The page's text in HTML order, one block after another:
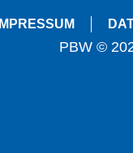
IMPRESSUM
PBW ©